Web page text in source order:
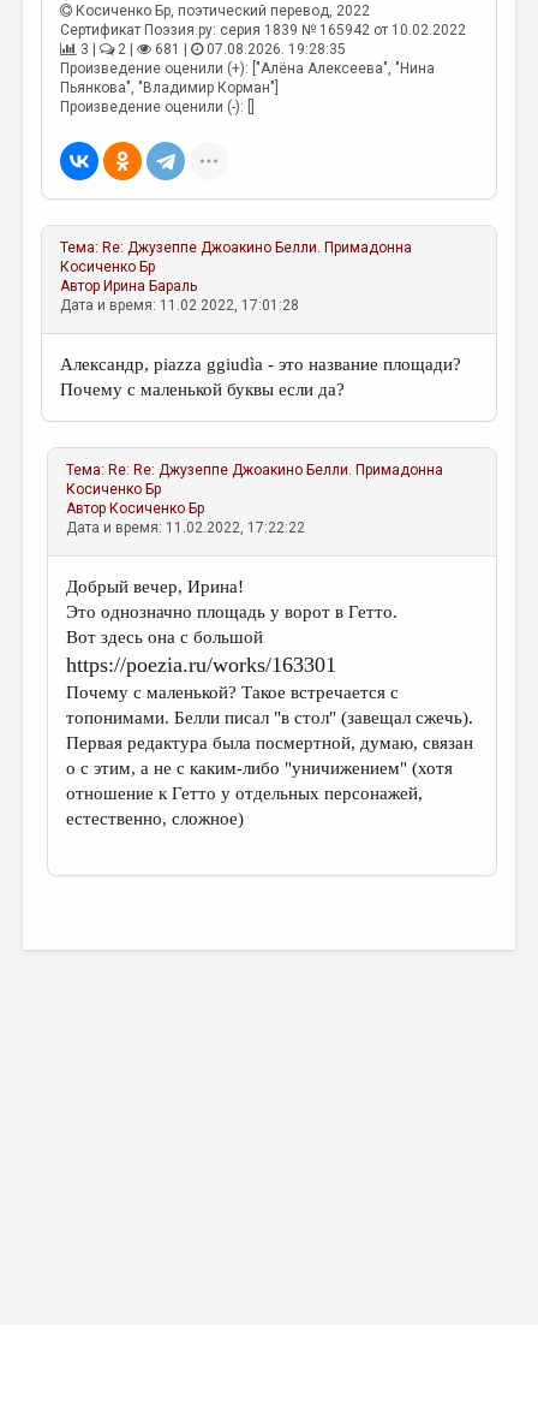
Косиченко Бр , поэтический перевод, 2022
Сертификат Поэзия.ру: серия 1839 № 165942 от 10.02.2022
3 |
2 | 681 |
07.08.2026. 19:28:35
Произведение оценили (+): ["Алёна Алексеева", "Нина
Пьянкова", "Владимир Корман"]
Произведение оценили (-): []
Тема:Re: Джузеппе Джоакино Белли. Примадонна
Косиченко Бр
АвторИрина Бараль
Дата и время: 11.02.2022, 17:01:28
Александр, piazza ggiudìa - это название площади?
Почему с маленькой буквы если да?
Тема:Re: Re: Джузеппе Джоакино Белли. Примадонна
Косиченко Бр
АвторКосиченко Бр
Дата и время: 11.02.2022, 17:22:22
Добрый вечер, Ирина!
Это однозначно площадь у ворот в Гетто.
Вот здесь она с большой
https://poezia.ru/works/163301
Почему с маленькой? Такое встречается с
топонимами. Белли писал "в стол" (завещал сжечь).
Первая редактура была посмертной, думаю, связан
о с этим, а не с каким-либо "уничижением" (хотя
отношение к Гетто у отдельных персонажей,
естественно, сложное)